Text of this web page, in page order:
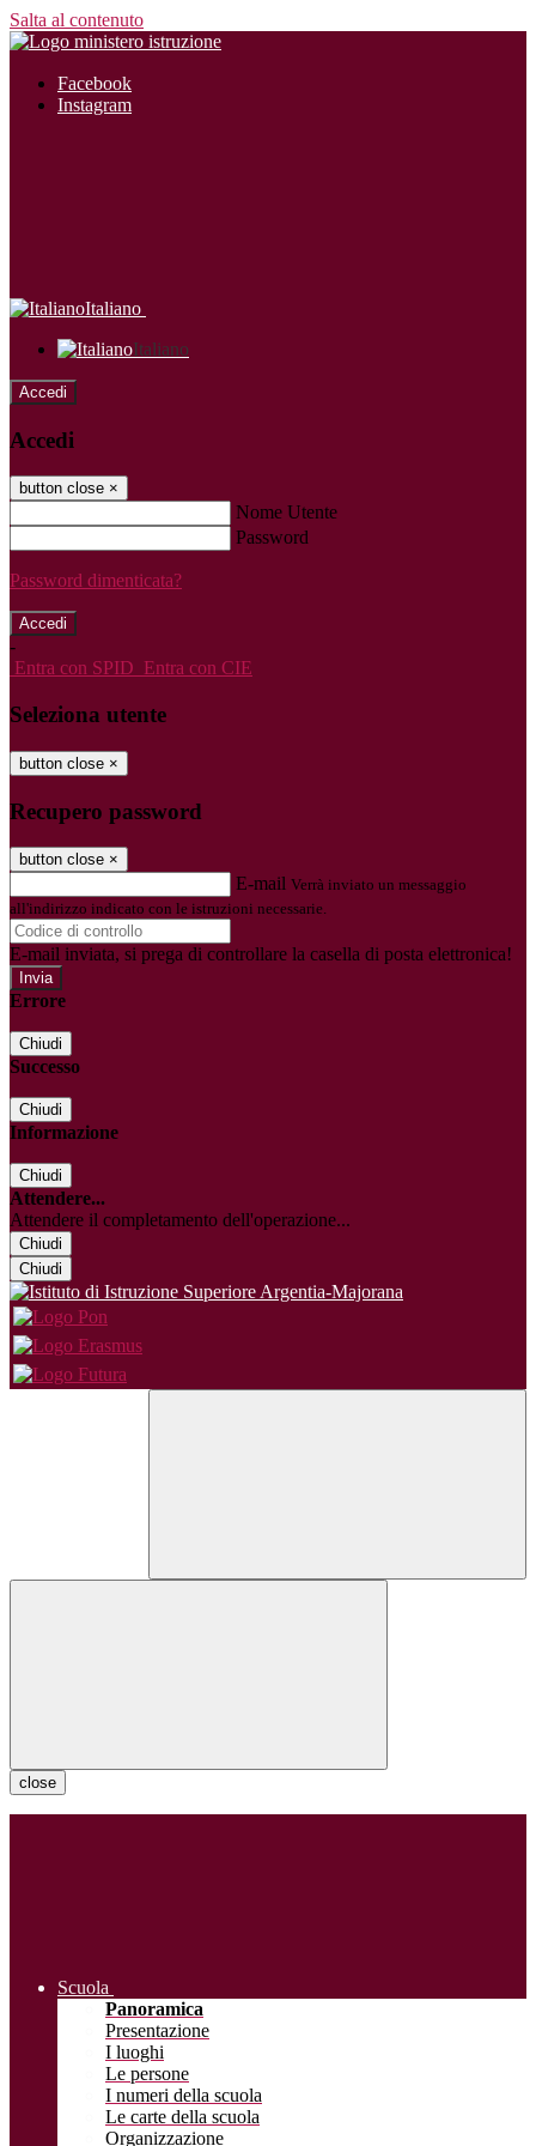
Salta al contenuto
Facebook
Instagram
Italiano
Italiano
Accedi
Accedi
button close ×
Nome Utente
Password
Password dimenticata?
-
Entra con SPID Entra con CIE
Seleziona utente
button close ×
Recupero password
button close ×
E-mail Verrà inviato un messaggio
all'indirizzo indicato con le istruzioni necessarie.
E-mail inviata, si prega di controllare la casella di posta elettronica!
Errore
Chiudi
Successo
Chiudi
Informazione
Chiudi
Attendere...
Attendere il completamento dell'operazione...
Chiudi
Chiudi
close
Scuola
Panoramica
Presentazione
I luoghi
Le persone
I numeri della scuola
Le carte della scuola
Organizzazione